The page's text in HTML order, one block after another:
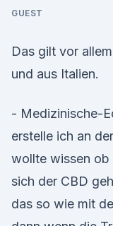
GUEST
Das gilt vor
und aus Italien.
- Medizinische-
erstelle ich an
wollte wissen ob
sich der CBD
das so wie mit